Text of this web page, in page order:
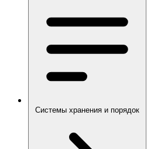
Системы хранения и порядок